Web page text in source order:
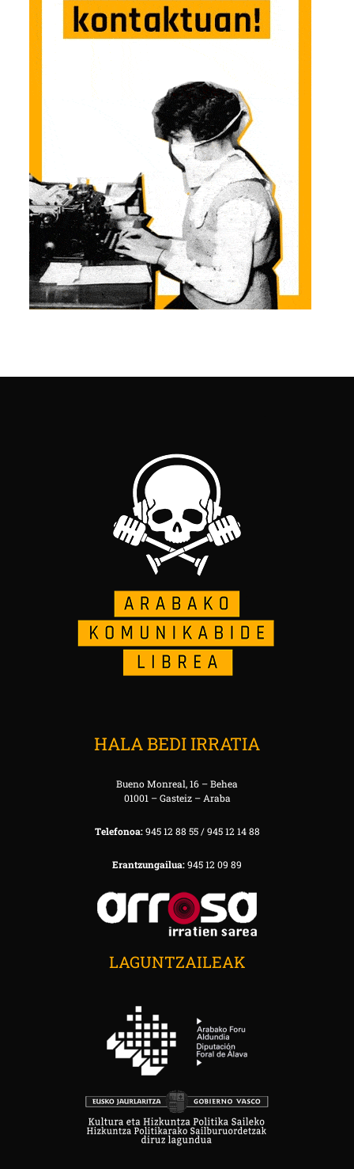
HALA BEDI IRRATIA
Bueno Monreal, 16 – Behea
01001 – Gasteiz – Araba
Telefonoa:945 12 88 55 / 945 12 14 88
Erantzungailua:945 12 09 89
LAGUNTZAILEAK